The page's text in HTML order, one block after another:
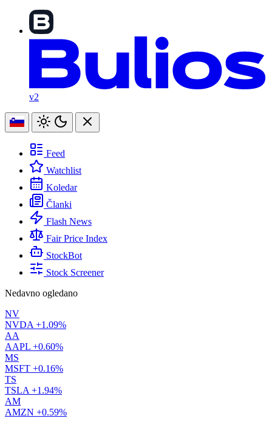
v2
Feed
Watchlist
Koledar
Članki
Flash News
Fair Price Index
StockBot
Stock Screener
Nedavno ogledano
NV
NVDA +1.09%
AA
AAPL +0.60%
MS
MSFT +0.16%
TS
TSLA +1.94%
AM
AMZN +0.59%